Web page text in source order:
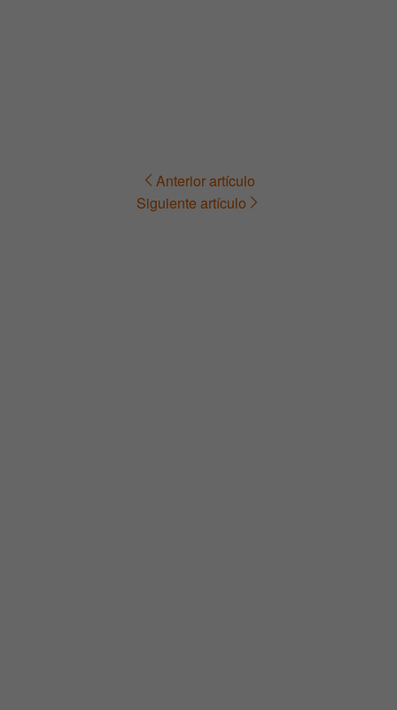
Navegación Anterior artículo
Siguiente artículo